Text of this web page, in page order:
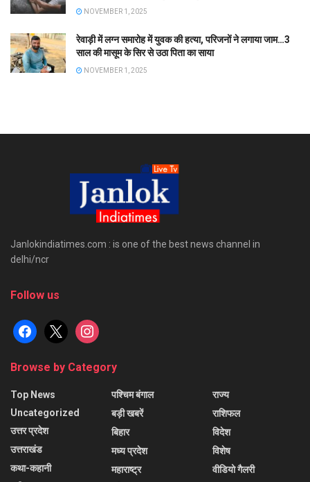
NOVEMBER 1, 2025
रेवाड़ी में लग्न समारोह में युवक की हत्या, परिजनों ने लगाया जाम…3
साल की मासूम के सिर से उठा पिता का साया
NOVEMBER 1, 2025
Janlokindiatimes.com : is one of the best news channel in
delhi/ncr
Follow us
facebook
x instagram
Browse by Category
Top News
Uncategorized
उत्तर प्रदेश
उत्तराखंड
कथा-कहानी
पश्चिम बंगाल
बड़ी खबरें
बिहार
मध्य प्रदेश
महाराष्ट्र
राज्य
राशिफल
विदेश
विशेष
वीडियो गैलरी